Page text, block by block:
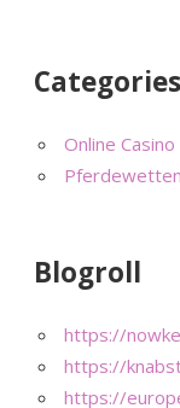
Categories
Online Casino
Pferdewetten
Blogroll
https://
https://
https://